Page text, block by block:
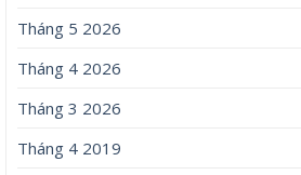
Tháng 5 2026
Tháng 4 2026
Tháng 3 2026
Tháng 4 2019